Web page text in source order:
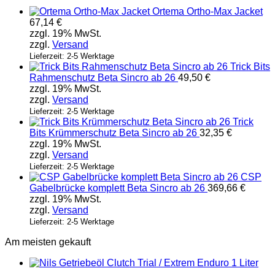
weist
mehrere
Varianten
Optionen
können
Produktseite
gewählt
werden
Ortema Ortho-Max Jacket
67,14 €
zzgl. 19% MwSt.
zzgl. Versand
Lieferzeit: 2-5 Werktage
Trick Bits
Rahmenschutz Beta Sincro ab 26 49,50 €
zzgl. 19% MwSt.
zzgl. Versand
Lieferzeit: 2-5 Werktage
Trick
Bits Krümmerschutz Beta Sincro ab 26 32,35 €
zzgl. 19% MwSt.
zzgl. Versand
Lieferzeit: 2-5 Werktage
CSP
Gabelbrücke komplett Beta Sincro ab 26 369,66 €
zzgl. 19% MwSt.
zzgl. Versand
Lieferzeit: 2-5 Werktage
Am meisten gekauft